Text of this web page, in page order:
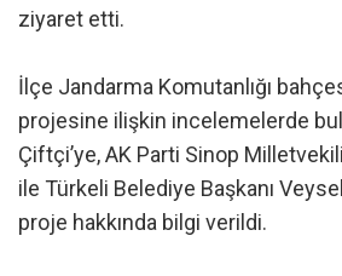
ziyaret etti.
İlçe Jandarma Komutanlığı
projesine ilişkin incelemelerde
Çiftçi’ye, AK Parti Sinop
ile Türkeli Belediye Başkanı
proje hakkında bilgi verildi.